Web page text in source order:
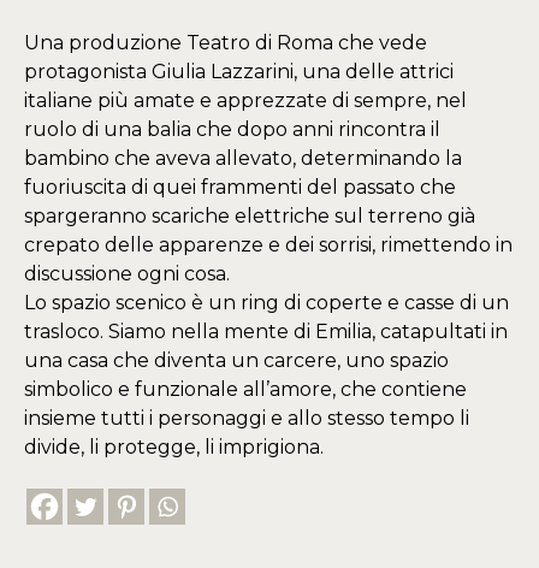
Una produzione Teatro di Roma che vede
protagonista Giulia Lazzarini, una delle attrici
italiane più amate e apprezzate di sempre, nel
ruolo di una balia che dopo anni rincontra il
bambino che aveva allevato, determinando la
fuoriuscita di quei frammenti del passato che
spargeranno scariche elettriche sul terreno già
crepato delle apparenze e dei sorrisi, rimettendo in
discussione ogni cosa.
Lo spazio scenico è un ring di coperte e casse di un
trasloco. Siamo nella mente di Emilia, catapultati in
una casa che diventa un carcere, uno spazio
simbolico e funzionale all’amore, che contiene
insieme tutti i personaggi e allo stesso tempo li
divide, li protegge, li imprigiona.